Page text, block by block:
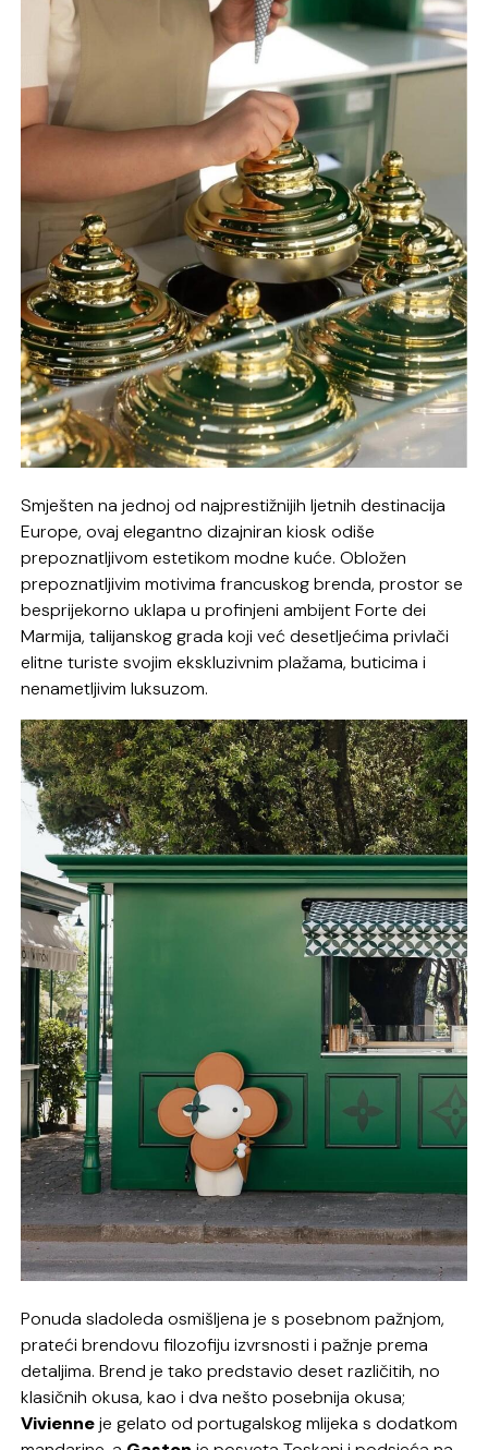
Smješten na jednoj od najprestižnijih ljetnih destinacija
Europe, ovaj elegantno dizajniran kiosk odiše
prepoznatljivom estetikom modne kuće. Obložen
prepoznatljivim motivima francuskog brenda, prostor se
besprijekorno uklapa u profinjeni ambijent Forte dei
Marmija, talijanskog grada koji već desetljećima privlači
elitne turiste svojim ekskluzivnim plažama, buticima i
nenametljivim luksuzom.
Ponuda sladoleda osmišljena je s posebnom pažnjom,
prateći brendovu filozofiju izvrsnosti i pažnje prema
detaljima. Brend je tako predstavio deset različitih, no
klasičnih okusa, kao i dva nešto posebnija okusa;
Vivienneje gelato od portugalskog mlijeka s dodatkom